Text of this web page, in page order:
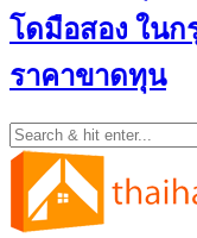
โดมือสอง ในก
ราคาขาดทุน